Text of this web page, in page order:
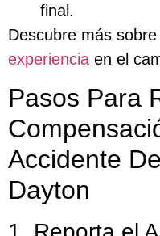
final.
Descubre más
experiencia en el
Pasos Para
Accidente
Dayton